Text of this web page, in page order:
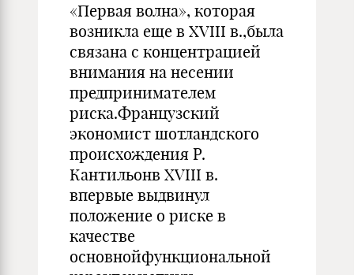
«Первая волна», которая
возникла еще в XVIII в.,была
связана с концентрацией
внимания на несении
предпринимателем
риска.Французский
экономист шотландского
происхождения Р.
Кантильонв XVIII в.
впервые выдвинул
положение о риске в
качестве
основнойфункциональной